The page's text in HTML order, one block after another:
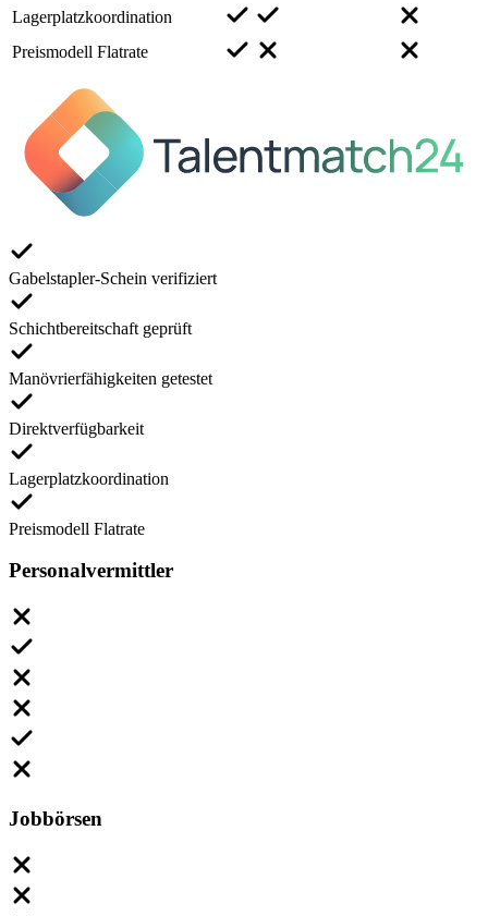
Lagerplatzkoordination
Preismodell Flatrate
Gabelstapler-Schein verifiziert
Schichtbereitschaft geprüft
Manövrierfähigkeiten getestet
Direktverfügbarkeit
Lagerplatzkoordination
Preismodell Flatrate
Personalvermittler
Jobbörsen